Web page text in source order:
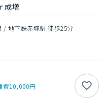
成増
/ 地下鉄赤塚駅 徒歩25分
費10,000円